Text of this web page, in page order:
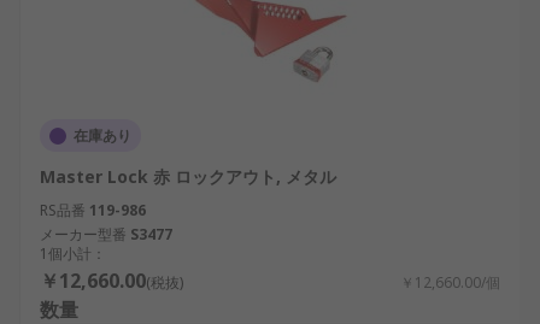
在庫あり
Master Lock 赤 ロックアウト, メタル
RS品番 119-986
メーカー型番 S3477
1個小計：
￥12,660.00(税抜) ￥12,660.00/個
数量